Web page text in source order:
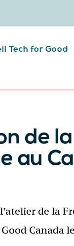
Tech for Good
de la
au
de la
Canada